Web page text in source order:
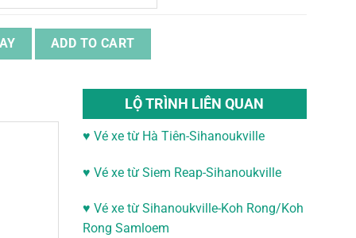
lại quantity
ADD TO CART
LỘ TRÌNH LIÊN QUAN
♥ Vé xe từ Hà Tiên-Sihanoukville
♥ Vé xe từ Siem Reap-Sihanoukville
♥ Vé xe từ Sihanoukville-Koh Rong/Koh
Rong Samloem